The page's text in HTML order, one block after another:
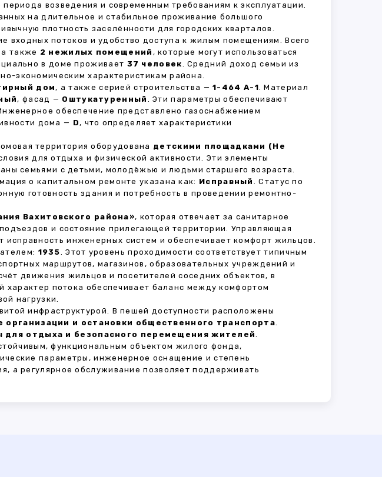
возведения и современным требованиям к эксплуатации.
на длительное и стабильное проживание большого
плотность заселённости для городских кварталов.
входных потоков и удобство доступа к жилым помещениям. Всего
а также 2 нежилых помещений , которые могут использоваться
в доме проживает 37 человек. Средний доход семьи из
экономическим характеристикам района.
дом, а также серией строительства —1-464 А-1. Материал
, фасад — Оштукатуренный . Эти параметры обеспечивают
обеспечение представлено газоснабжением
дома — D, что определяет характеристики
территория оборудована детскими площадками (Не
для отдыха и физической активности. Эти элементы
семьями с детьми, молодёжью и людьми старшего возраста.
о капитальном ремонте указана как: Исправный . Статус по
готовность здания и потребность в проведении ремонтно-
Вахитовского района», которая отвечает за санитарное
и состояние прилегающей территории. Управляющая
инженерных систем и обеспечивает комфорт жильцов.
1935. Этот уровень проходимости соответствует типичным
маршрутов, магазинов, образовательных учреждений и
движения жильцов и посетителей соседних объектов, в
характер потока обеспечивает баланс между комфортом
нагрузки.
инфраструктурой. В пешей доступности расположены
и остановки общественного транспорта.
отдыха и безопасного перемещения жителей.
функциональным объектом жилого фонда,
параметры, инженерное оснащение и степень
а регулярное обслуживание позволяет поддерживать